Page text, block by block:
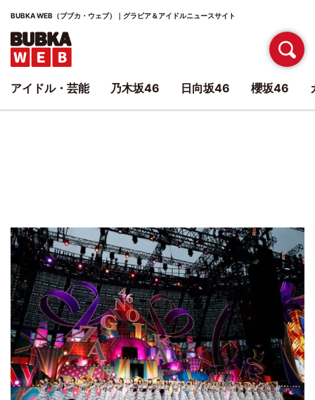
BUBKA WEB（ブブカ・ウェブ）｜グラビア＆アイドルニュースサイト
アイドル・芸能 乃木坂46 日向坂46 櫻坂46